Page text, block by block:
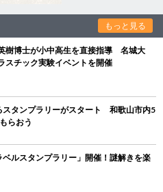
もっと見る
樹博士が小中高生を直接指導 名城大
スチック実験イベントを開催
スタンプラリーがスタート 和歌山市内5
らおう
ルスタンプラリー」開催！謎解きを楽